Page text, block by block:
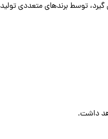
توسط برندهای متعددی تولید
داشت.